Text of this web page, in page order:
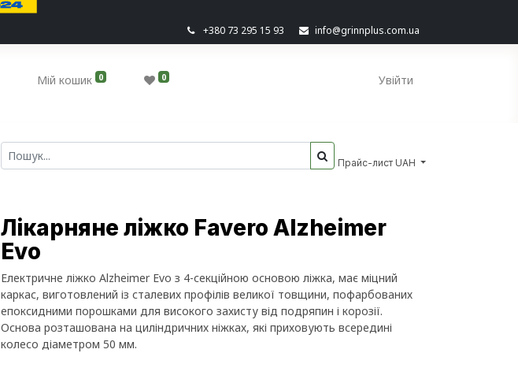
+380 73 295 15 93 info@grinnplus.com.ua
Мій кошик 0 0 Увійти
Прайс-лист UAH
Лікарняне ліжко Favero Alzheimer
Evo
Електричне ліжко Alzheimer Evo з 4-секційною основою ліжка, має міцний
каркас, виготовлений із сталевих профілів великої товщини, пофарбованих
епоксидними порошками для високого захисту від подряпин і корозії.
Основа розташована на циліндричних ніжках, які приховують всередині
колесо діаметром 50 мм.